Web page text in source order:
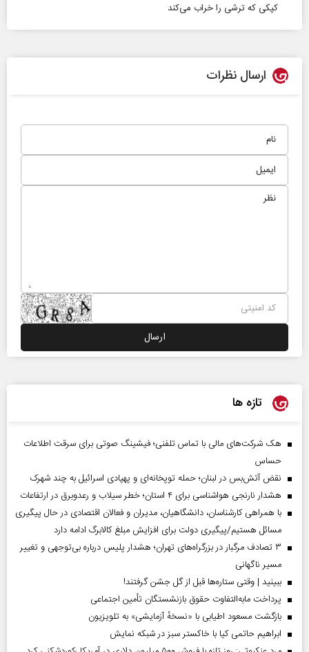
کپکی که ترشی‌ را خراب می‌کند
ارسال نظرات
تازه ها
هک شرکت‌های مالی با تماس تلفنی؛ فیشینگ صوتی برای سرقت اطلاعات
حساس
نقض آتش‌بس در لبنان؛ حمله توپخانه‌ای و پهپادی اسرائیل به چند شهرک
هشدار نارنجی هواشناسی برای ۴ استان؛ خطر سیلاب و رعدوبرق در ارتفاعات
با همراهی کارشناسان، دانشگاهیان، مدیران و فعالان اقتصادی در حال پیگیری
مسائل هستیم/پیگیری دولت برای افزایش مبلغ کالابرگ ادامه دارد
۳ تصادف مرگبار در بزرگراه‌های تهران؛ هشدار پلیس درباره بی‌توجهی و تغییر
مسیر ناگهانی
ببینید | وقتی ستاره‌ها قبل از گل جشن گرفتند!
پرداخت مابه‌التفاوت حقوق بازنشستگان تأمین اجتماعی
بازگشت مسعود اطیابی با «نسخهٔ آزمایشی» به تلویزیون
ابراهیم حاتمی کیا با خاکستر سبز در شبکه نمایش